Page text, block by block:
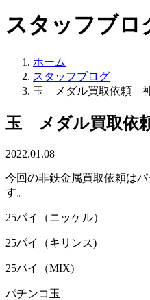
スタッフブロ
ホーム
スタッフブログ
玉 メダル買取依頼
玉 メダル買取依
2022.01.08
今回の非鉄金属買取依頼は
す。
25パイ（ニッケ
25パイ（キリン
25パイ（MIX)
パチンコ玉